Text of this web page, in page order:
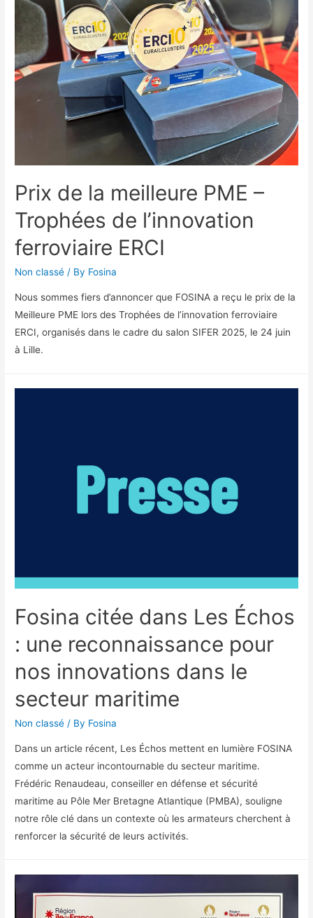
Prix de la meilleure PME –
Trophées de l’innovation
ferroviaire ERCI
Non classé / By Fosina
Nous sommes fiers d’annoncer que FOSINA a reçu le prix de la
Meilleure PME lors des Trophées de l’innovation ferroviaire
ERCI, organisés dans le cadre du salon SIFER 2025, le 24 juin
à Lille.
Fosina citée dans Les Échos
: une reconnaissance pour
nos innovations dans le
secteur maritime
Non classé / By Fosina
Dans un article récent, Les Échos mettent en lumière FOSINA
comme un acteur incontournable du secteur maritime.
Frédéric Renaudeau, conseiller en défense et sécurité
maritime au Pôle Mer Bretagne Atlantique (PMBA), souligne
notre rôle clé dans un contexte où les armateurs cherchent à
renforcer la sécurité de leurs activités.